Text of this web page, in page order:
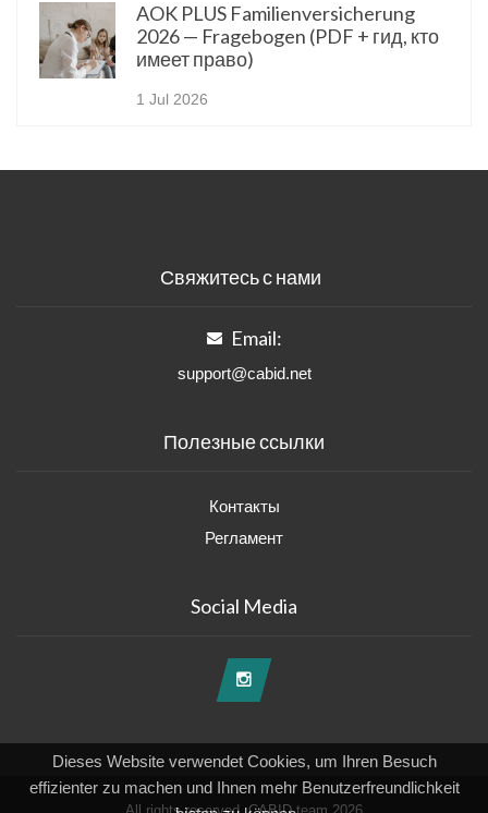
AOK PLUS Familienversicherung
2026 — Fragebogen (PDF + гид, кто
имеет право)
1 Jul 2026
Dieses Website verwendet Cookies, um Ihren Besuch
effizienter zu machen und Ihnen mehr Benutzerfreundlichkeit
Свяжитесь с нами
Email:
support@cabid.net
Полезные ссылки
Контакты
Регламент
Social Media